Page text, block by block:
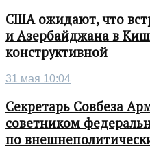
США ожидают, что
и Азербайджана в
конструктивной
31 мая 10:04
Секретарь Совбеза
советником
по